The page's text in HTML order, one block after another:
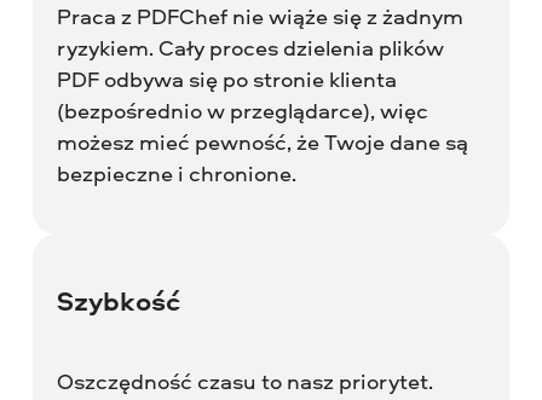
Praca z PDFChef nie wiąże się z żadnym
ryzykiem. Cały proces dzielenia plików
PDF odbywa się po stronie klienta
(bezpośrednio w przeglądarce), więc
możesz mieć pewność, że Twoje dane są
bezpieczne i chronione.
Szybkość
Oszczędność czasu to nasz priorytet.